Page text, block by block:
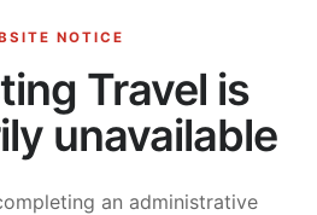
NOTICE
Travel is
unavailable
an administrative